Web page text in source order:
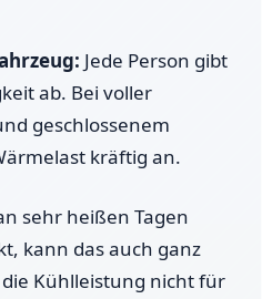
Jede Person gibt
ab. Bei voller
geschlossenem
kräftig an.
sehr heißen Tagen
kann das auch ganz
Kühlleistung nicht für